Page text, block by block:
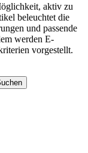
aktiv zu
beleuchtet die
und passende
werden E-
vorgestellt.